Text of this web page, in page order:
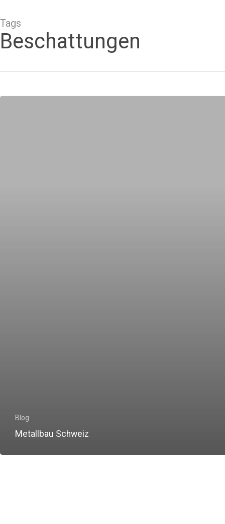
Tags
Beschattungen
Blog
Metallbau Schweiz